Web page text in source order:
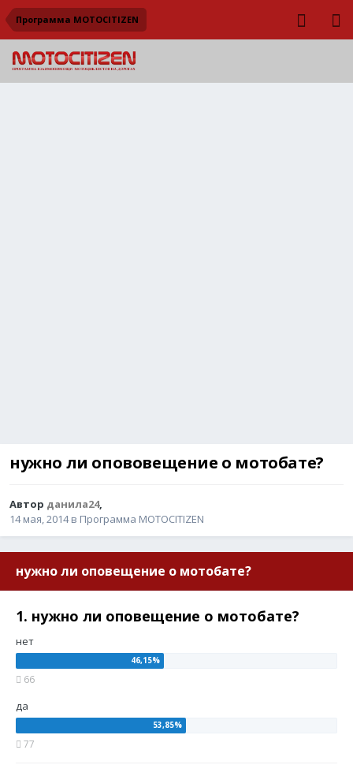
Программа MOTOCITIZEN
нужно ли опововещение о мотобате?
Автор данила24,
14 мая, 2014в Программа MOTOCITIZEN
нужно ли оповещение о мотобате?
1. нужно ли оповещение о мотобате?
нет
66
да
77